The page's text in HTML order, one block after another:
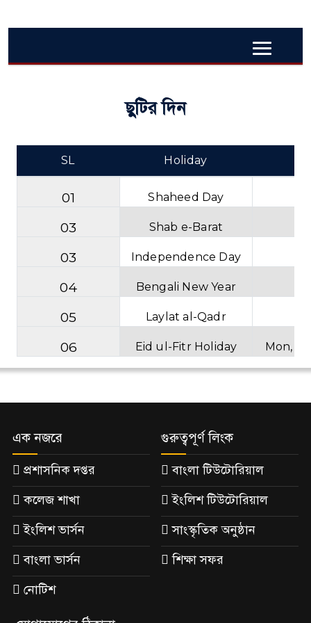
ছুটির দিন
SL Holiday
01 Shaheed Day
03 Shab e-Barat
03 Independence Day
04 Bengali New Year
05 Laylat al-Qadr
06 Eid ul-Fitr Holiday Mon,
এক নজরে
প্রশাসনিক দপ্তর
কলেজ শাখা
ইংলিশ ভার্সন
বাংলা ভার্সন
নোটিশ
গুরুত্বপূর্ণ লিংক
বাংলা টিউটোরিয়াল
ইংলিশ টিউটোরিয়াল
সাংস্কৃতিক অনুষ্ঠান
শিক্ষা সফর